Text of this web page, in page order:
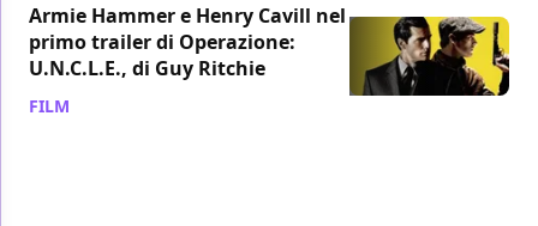
Armie Hammer e Henry Cavill nel
primo trailer di Operazione:
U.N.C.L.E., di Guy Ritchie
FILM